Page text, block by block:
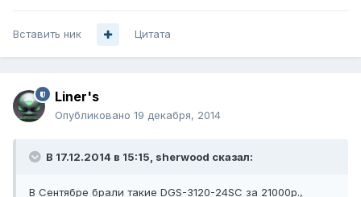
Вставить ник Цитата
Liner's
Опубликовано 19 декабря, 2014
В 17.12.2014 в 15:15, sherwood сказал:
В Сентябре брали такие DGS-3120-24SC за 21000р.,